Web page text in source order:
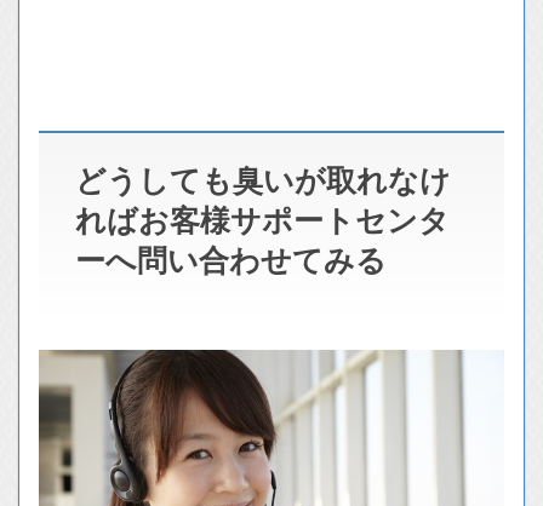
どうしても臭いが取れなけ
ればお客様サポートセンタ
ーへ問い合わせてみる